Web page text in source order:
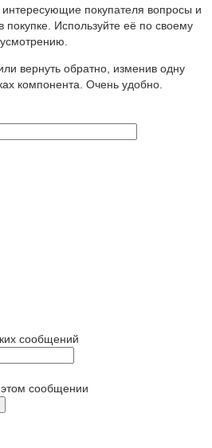
покупателя вопросы и
покупке. Используйте её по своему
усмотрению.
вернуть обратно, изменив одну
компонента. Очень удобно.
сообщении